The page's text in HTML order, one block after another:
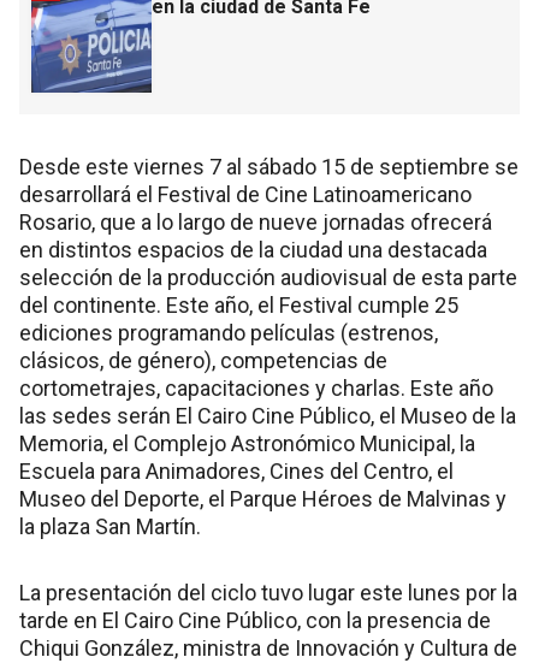
en la ciudad de Santa Fe
Desde este viernes 7 al sábado 15 de septiembre se
desarrollará el Festival de Cine Latinoamericano
Rosario, que a lo largo de nueve jornadas ofrecerá
en distintos espacios de la ciudad una destacada
selección de la producción audiovisual de esta parte
del continente. Este año, el Festival cumple 25
ediciones programando películas (estrenos,
clásicos, de género), competencias de
cortometrajes, capacitaciones y charlas. Este año
las sedes serán El Cairo Cine Público, el Museo de la
Memoria, el Complejo Astronómico Municipal, la
Escuela para Animadores, Cines del Centro, el
Museo del Deporte, el Parque Héroes de Malvinas y
la plaza San Martín.
La presentación del ciclo tuvo lugar este lunes por la
tarde en El Cairo Cine Público, con la presencia de
Chiqui González, ministra de Innovación y Cultura de